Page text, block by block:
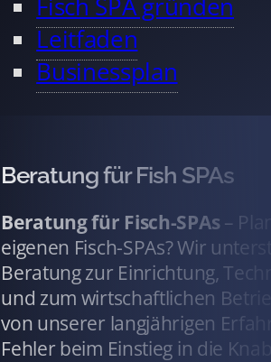
Fisch SPA gründen
Leitfaden
Businessplan
Beratung für Fish SPAs
Beratung für Fisch-SPAs–
eigenen Fisch-SPAs? Wir
Beratung zur Einrichtung,
und zum wirtschaftlichen
von unserer langjährigen
Fehler beim Einstieg in die